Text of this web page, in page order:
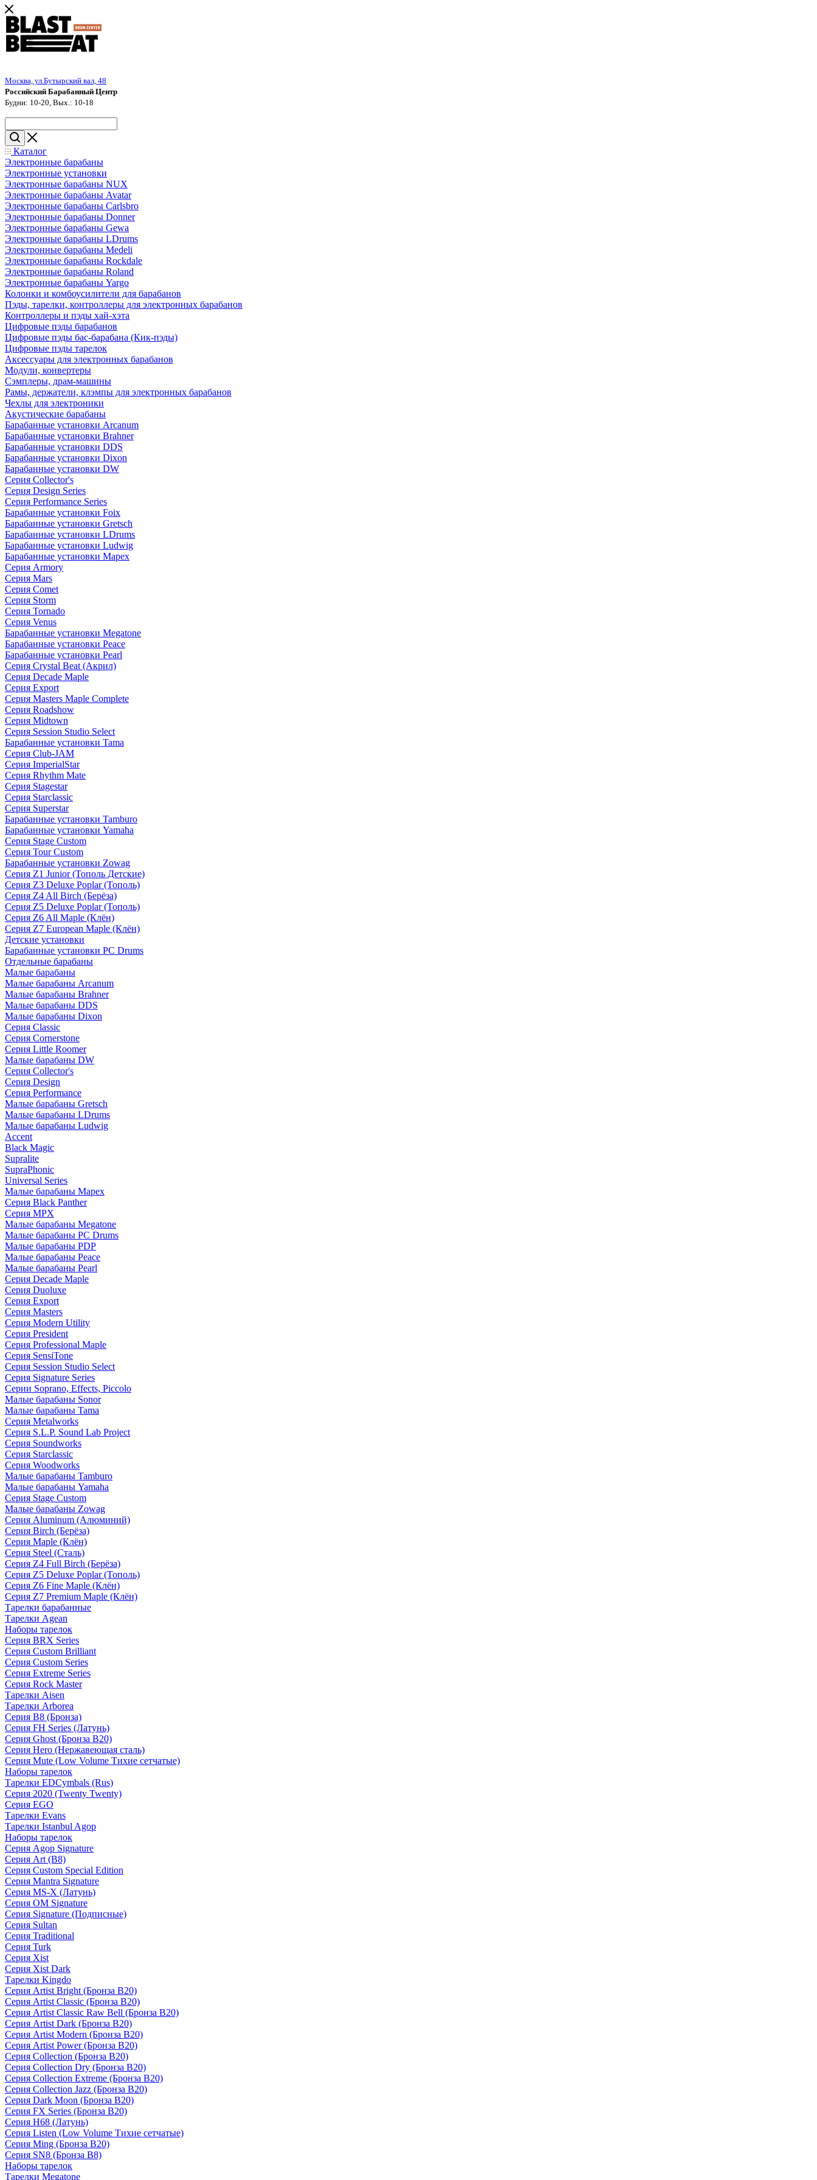
Москва, ул.Бутырский вал, 48
Российский Барабанный Центр
Будни: 10-20, Вых.: 10-18
Каталог
Электронные барабаны
Электронные установки
Электронные барабаны NUX
Электронные барабаны Avatar
Электронные барабаны Carlsbro
Электронные барабаны Donner
Электронные барабаны Gewa
Электронные барабаны LDrums
Электронные барабаны Medeli
Электронные барабаны Rockdale
Электронные барабаны Roland
Электронные барабаны Yargo
Колонки и комбоусилители для барабанов
Пэды, тарелки, контроллеры для электронных барабанов
Контроллеры и пэды хай-хэта
Цифровые пэды барабанов
Цифровые пэды бас-барабана (Кик-пэды)
Цифровые пэды тарелок
Аксессуары для электронных барабанов
Модули, конвертеры
Сэмплеры, драм-машины
Рамы, держатели, клэмпы для электронных барабанов
Чехлы для электроники
Акустические барабаны
Барабанные установки Arcanum
Барабанные установки Brahner
Барабанные установки DDS
Барабанные установки Dixon
Барабанные установки DW
Серия Collector's
Серия Design Series
Серия Performance Series
Барабанные установки Foix
Барабанные установки Gretsch
Барабанные установки LDrums
Барабанные установки Ludwig
Барабанные установки Mapex
Серия Armory
Серия Mars
Серия Comet
Серия Storm
Серия Tornado
Серия Venus
Барабанные установки Megatone
Барабанные установки Peace
Барабанные установки Pearl
Серия Crystal Beat (Акрил)
Серия Decade Maple
Серия Export
Серия Masters Maple Complete
Серия Roadshow
Серия Midtown
Серия Session Studio Select
Барабанные установки Tama
Серия Club-JAM
Серия ImperialStar
Серия Rhythm Mate
Серия Stagestar
Серия Starclassic
Серия Superstar
Барабанные установки Tamburo
Барабанные установки Yamaha
Серия Stage Custom
Серия Tour Custom
Барабанные установки Zowag
Серия Z1 Junior (Тополь Детские)
Серия Z3 Deluxe Poplar (Тополь)
Серия Z4 All Birch (Берёза)
Серия Z5 Deluxe Poplar (Тополь)
Серия Z6 All Maple (Клён)
Серия Z7 European Maple (Клён)
Детские установки
Барабанные установки PC Drums
Отдельные барабаны
Малые барабаны
Малые барабаны Arcanum
Малые барабаны Brahner
Малые барабаны DDS
Малые барабаны Dixon
Серия Classic
Серия Cornerstone
Серия Little Roomer
Малые барабаны DW
Серия Collector's
Серия Design
Серия Performance
Малые барабаны Gretsch
Малые барабаны LDrums
Малые барабаны Ludwig
Accent
Black Magic
Supralite
SupraPhonic
Universal Series
Малые барабаны Mapex
Серия Black Panther
Серия MPX
Малые барабаны Megatone
Малые барабаны PC Drums
Малые барабаны PDP
Малые барабаны Peace
Малые барабаны Pearl
Серия Decade Maple
Серия Duoluxe
Серия Export
Серия Masters
Серия Modern Utility
Серия President
Серия Professional Maple
Серия SensiTone
Серия Session Studio Select
Серия Signature Series
Серии Soprano, Effects, Piccolo
Малые барабаны Sonor
Малые барабаны Tama
Серия Metalworks
Серия S.L.P. Sound Lab Project
Серия Soundworks
Серия Starclassic
Серия Woodworks
Малые барабаны Tamburo
Малые барабаны Yamaha
Серия Stage Custom
Малые барабаны Zowag
Серия Aluminum (Алюминий)
Серия Birch (Берёза)
Серия Maple (Клён)
Серия Steel (Сталь)
Серия Z4 Full Birch (Берёза)
Серия Z5 Deluxe Poplar (Тополь)
Серия Z6 Fine Maple (Клён)
Серия Z7 Premium Maple (Клён)
Тарелки барабанные
Тарелки Agean
Наборы тарелок
Серия BRX Series
Серия Custom Brilliant
Серия Custom Series
Серия Extreme Series
Серия Rock Master
Тарелки Aisen
Тарелки Arborea
Серия B8 (Бронза)
Серия FH Series (Латунь)
Серия Ghost (Бронза B20)
Серия Hero (Нержавеющая сталь)
Серия Mute (Low Volume Тихие сетчатые)
Наборы тарелок
Тарелки EDCymbals (Rus)
Серия 2020 (Twenty Twenty)
Серия EGO
Тарелки Evans
Тарелки Istanbul Agop
Наборы тарелок
Серия Agop Signature
Серия Art (B8)
Серия Custom Special Edition
Серия Mantra Signature
Серия MS-X (Латунь)
Серия OM Signature
Серия Signature (Подписные)
Серия Sultan
Серия Traditional
Серия Turk
Серия Xist
Серия Xist Dark
Тарелки Kingdo
Серия Artist Bright (Бронза B20)
Серия Artist Classic (Бронза B20)
Серия Artist Classic Raw Bell (Бронза B20)
Серия Artist Dark (Бронза B20)
Серия Artist Modern (Бронза B20)
Серия Artist Power (Бронза B20)
Серия Collection (Бронза B20)
Серия Collection Dry (Бронза B20)
Серия Collection Extreme (Бронза B20)
Серия Collection Jazz (Бронза B20)
Серия Dark Moon (Бронза B20)
Серия FX Series (Бронза B20)
Серия H68 (Латунь)
Серия Listen (Low Volume Тихие сетчатые)
Серия Ming (Бронза B20)
Серия SN8 (Бронза B8)
Наборы тарелок
Тарелки Megatone